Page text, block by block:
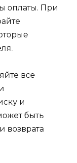
оплаты. При
все
и
быть
возврата